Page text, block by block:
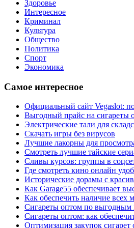
Здоровье
Интересное
Криминал
Культура
Общество
Политика
Спорт
Экономика
Самое интересное
Официальный сайт Vegaslot:
Выгодный прайс на сигареты
Электрические тали для
Скачать игры без вирусов
Лучшие лакорны для
Смотреть лучшие тайские
Сливы курсов: группы в
Где смотреть кино онлайн
Исторические дорамы с
Как Garage55 обеспечивает
Как обеспечить наличие всех
Сигареты оптом по выгодным
Сигареты оптом: как
Оптимизация закупок сигарет